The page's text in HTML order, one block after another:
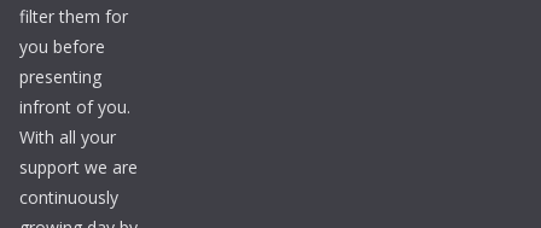
filter them for
you before
presenting
infront of you.
With all your
support we are
continuously